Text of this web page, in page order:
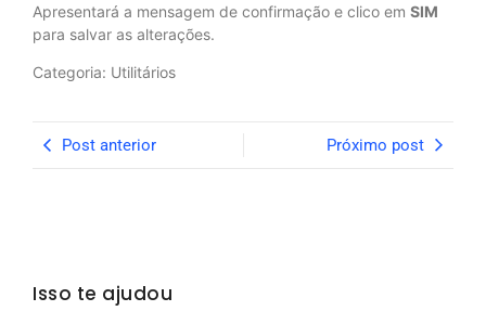
Apresentará a mensagem de confirmação e clico em SIM
para salvar as alterações.
Categoria: Utilitários
Post anterior Próximo post
Isso te ajudou